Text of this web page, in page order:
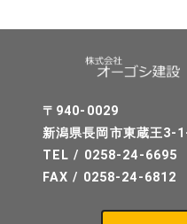
〒940-0029
新潟県長岡市東蔵王3-
TEL / 0258-24-6695
FAX / 0258-24-6812